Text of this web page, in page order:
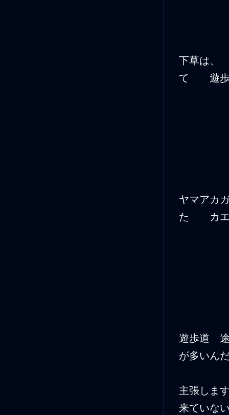
下草は、
て 遊歩
ヤマア
た カエ
遊歩道
が多い
主張し
来ていな